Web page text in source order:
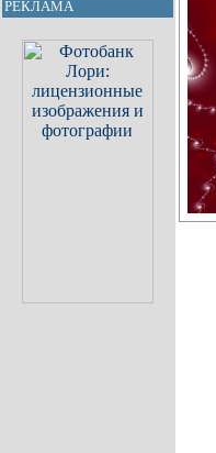
РЕКЛАМА